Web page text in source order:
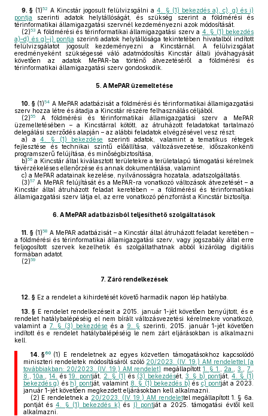
9. § (1)52 A Kincstár jogosult felülvizsgálni a4. § (1) bekezdés a), c), g) és i)
pontja szerinti adatok helytállóságát, és szükség szerint a földmérési és
térinformatikai államigazgatási szervnél kezdeményezni azok módosítását.
(2)53 A földmérési és térinformatikai államigazgatási szerv a 4. § (1) bekezdés
a)–d) és g)–j) pontja szerinti adatok helytállósága tekintetében hivatalból indított
felülvizsgálatot jogosult kezdeményezni a Kincstárnál. A felülvizsgálat
eredményeként szükségessé váló adatmódosítás Kincstár általi jóváhagyását
követően az adatok MePAR-ba történő átvezetéséről a földmérési és
térinformatikai államigazgatási szerv gondoskodik.
5. A MePAR üzemeltetése
10. § (1)54 A MePAR adatbázisát a földmérési és térinformatikai államigazgatási
szerv hozza létre és átadja a Kincstár részére felhasználás céljából.
(2)55
A földmérési és térinformatikai államigazgatási szerv a MePAR
üzemeltetésében – a Kincstárral kötött, az átruházott feladatokat tartalmazó
delegálási szerződés alapján – az alábbi feladatok elvégzésével vesz részt:
a) a4. § (1) bekezdése
szerinti adatok, valamint a tematikus rétegek
fejlesztése és technikai szintű előállítása, változásvezetése, időszakonkénti
programszerű felújítása, és minőségbiztosítása,
b)56 a Kincstár által kiválasztott területekre a területalapú támogatási kérelmek
távérzékeléses ellenőrzése és annak dokumentálása, valamint
c) a MePAR adatainak kezelése, nyilvánosságra hozatala, adatszolgáltatás.
(3)57 A MePAR felújítását és a MePAR-ra vonatkozó változások átvezetését – a
Kincstár által átruházott feladat keretében – a földmérési és térinformatikai
államigazgatási szerv látja el, az erre vonatkozó pénzforrást a Kincstár biztosítja.
6. A MePAR adatbázisból teljesíthető szolgáltatások
11. § (1)58 A MePAR adatbázisát – a Kincstár által átruházott feladat keretében –
a földmérési és térinformatikai államigazgatási szerv, vagy jogszabály által erre
feljogosított szervek kezelhetik és szolgáltathatnak abból kizárólag digitális
formában adatot.
(2)59
7. Záró rendelkezések
12. § Ez a rendelet a kihirdetését követő harmadik napon lép hatályba.
13. § E rendelet rendelkezéseit a 2015. január 1-jét követően benyújtott, és e
rendelet hatálybalépéséig el nem bírált változásvezetési kérelmekre vonatkozó,
valamint a 7. § (3) bekezdése és a 9. § szerinti, 2015. január 1-jét követően
indított és e rendelet hatálybalépéséig le nem zárt eljárásokban is alkalmazni
kell.
14. §60 (1) E rendeletnek az egyes közvetlen támogatásokhoz kapcsolódó
miniszteri rendeletek módosításáról szóló 20/2023. (IV. 19.) AM rendelettel [a
továbbiakban: 20/2023. (IV. 19.) AM rendelet] megállapított1. § 1. 2a. ,3. ,7.
8.
,10a. ,14. és19. pontját, 2. § (1) és (3) bekezdését, 3. § b) pontját,4. § (1)
bekezdés g) és h) pontját, valamint 8. § (1) bekezdés b) és c) pontját a 2023.
január 1-jét követően megkezdett eljárásokban kell alkalmazni.
(2) E rendeletnek a 20/2023. (IV. 19.) AM rendelettel megállapított 1. § 6a.
pontját és4. § (1) bekezdés k) és l) pontját a 2025. támogatási évtől kell
alkalmazni.